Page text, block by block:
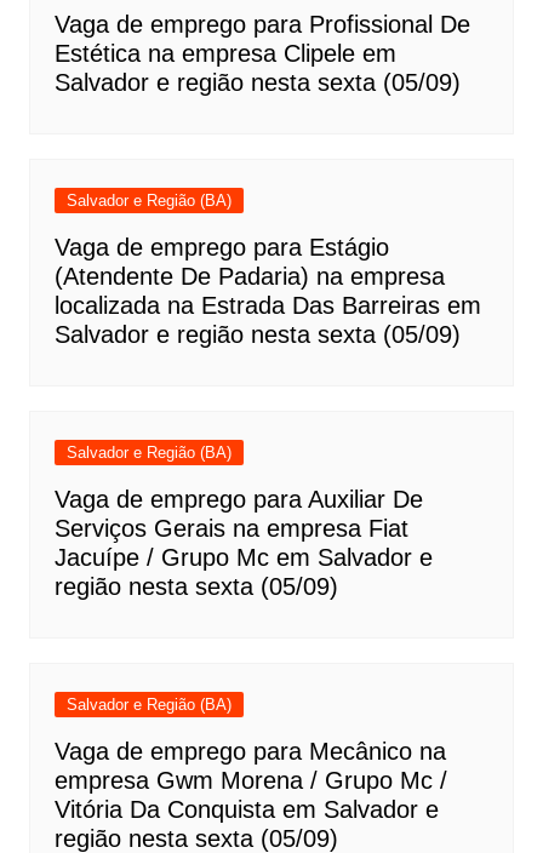
Vaga de emprego para Profissional De
Estética na empresa Clipele em
Salvador e região nesta sexta (05/09)
Salvador e Região (BA)
Vaga de emprego para Estágio
(Atendente De Padaria) na empresa
localizada na Estrada Das Barreiras em
Salvador e região nesta sexta (05/09)
Salvador e Região (BA)
Vaga de emprego para Auxiliar De
Serviços Gerais na empresa Fiat
Jacuípe / Grupo Mc em Salvador e
região nesta sexta (05/09)
Salvador e Região (BA)
Vaga de emprego para Mecânico na
empresa Gwm Morena / Grupo Mc /
Vitória Da Conquista em Salvador e
região nesta sexta (05/09)